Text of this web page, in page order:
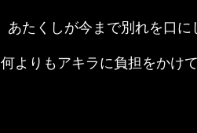
あたくしが今まで別れを口に
何よりもアキラに負担をかけ